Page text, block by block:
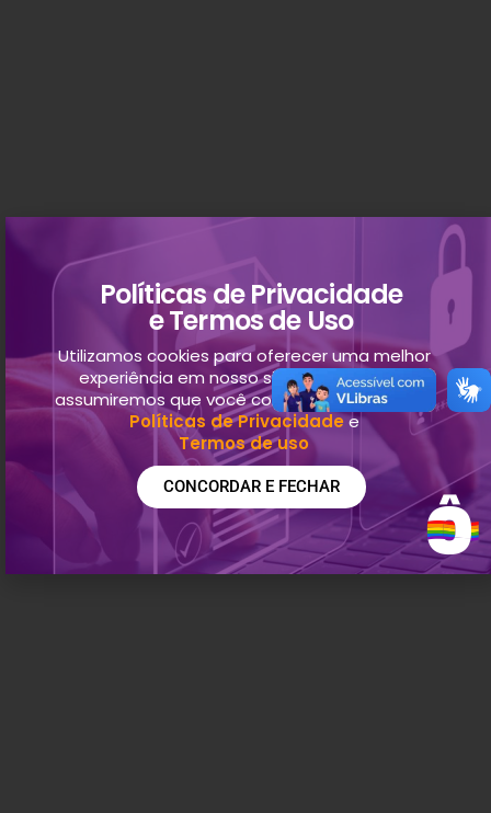
Políticas de Privacidade
e Termos de Uso
Utilizamos cookies para oferecer uma melhor
experiência em nosso site. Ao continuar,
assumiremos que você concorda com nossas
Políticas de Privacidadee
Termos de uso
CONCORDAR E FECHAR